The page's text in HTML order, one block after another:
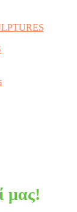
μας!